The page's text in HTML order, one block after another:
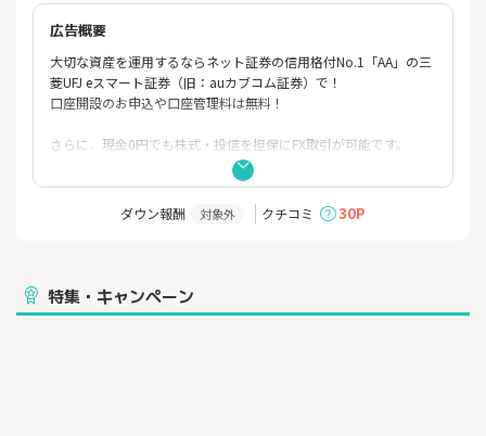
広告概要
大切な資産を運用するならネット証券の信用格付No.1「AA」の三
菱UFJ eスマート証券（旧：auカブコム証券）で！
口座開設のお申込や口座管理料は無料！
さらに、現金0円でも株式・投信を担保にFX取引が可能です。
株式や投信の掛目70%をFXの証拠金として利用できますので、
現金を用意することなく保有株式・投信を有効活用しながらお気
軽にFXの取引を始めていただけます。
ダウン報酬 対象外 クチコミ 30P
特集・キャンペーン